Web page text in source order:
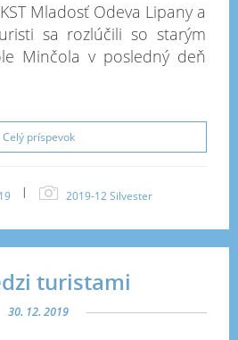
Mladosť Odeva Lipany a
sa rozlúčili so starým
Minčola v posledný deň
Celý príspevok
| 2019-12 Silvester
turistami
30. 12. 2019